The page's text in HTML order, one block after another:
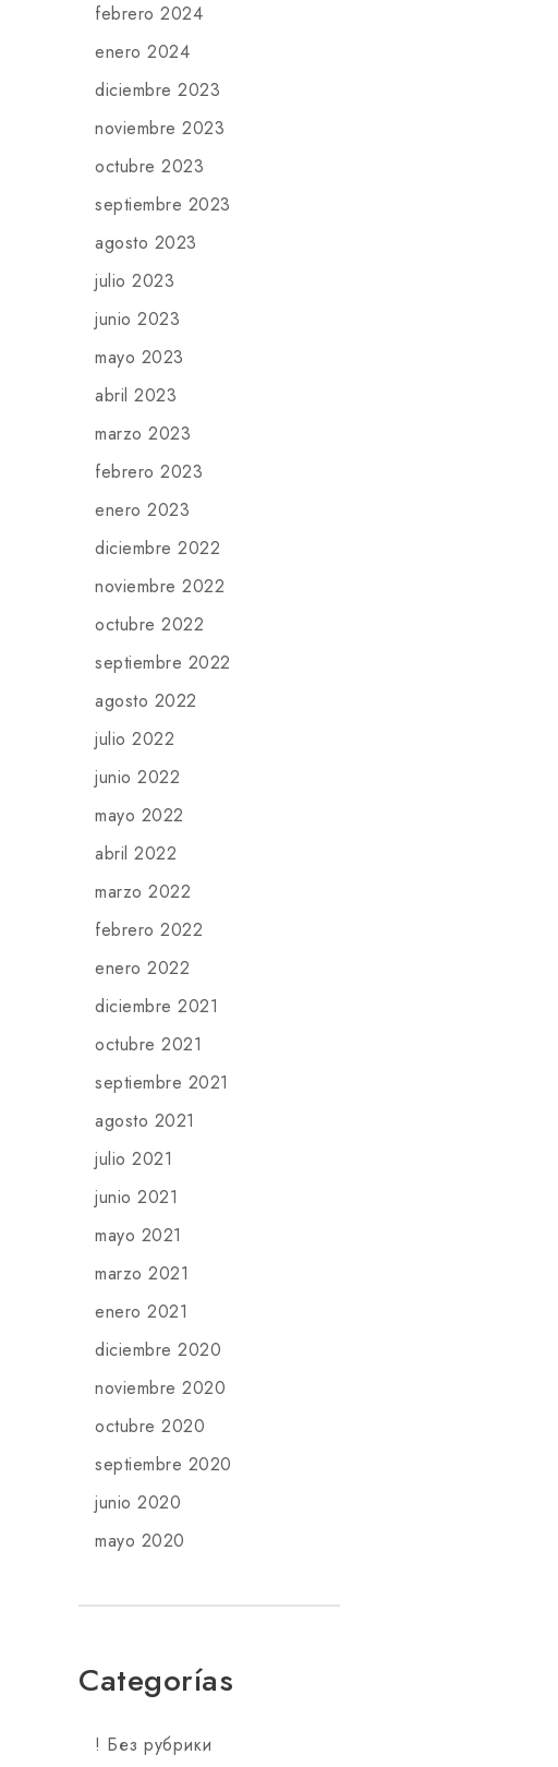
febrero 2024
enero 2024
diciembre 2023
noviembre 2023
octubre 2023
septiembre 2023
agosto 2023
julio 2023
junio 2023
mayo 2023
abril 2023
marzo 2023
febrero 2023
enero 2023
diciembre 2022
noviembre 2022
octubre 2022
septiembre 2022
agosto 2022
julio 2022
junio 2022
mayo 2022
abril 2022
marzo 2022
febrero 2022
enero 2022
diciembre 2021
octubre 2021
septiembre 2021
agosto 2021
julio 2021
junio 2021
mayo 2021
marzo 2021
enero 2021
diciembre 2020
noviembre 2020
octubre 2020
septiembre 2020
junio 2020
mayo 2020
Categorías
! Без рубрики